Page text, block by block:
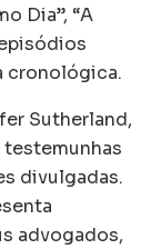
Dia”, “A
cronológica.
Sutherland,
divulgadas.
advogados,